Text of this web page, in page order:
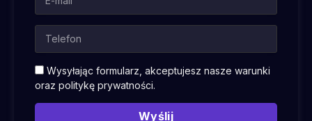
Wysyłając formularz, akceptujesz nasze warunki
oraz politykę prywatności.
Wyślij